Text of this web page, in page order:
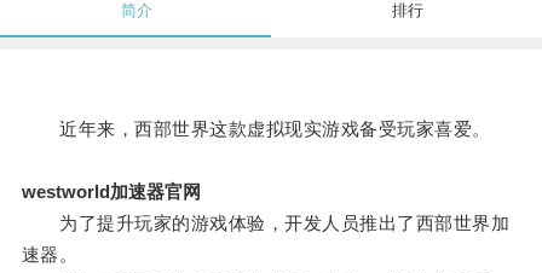
简介 排行
近年来，西部世界这款虚拟现实游戏备受玩家喜爱。
westworld加速器官网
为了提升玩家的游戏体验，开发人员推出了西部世界加
速器。